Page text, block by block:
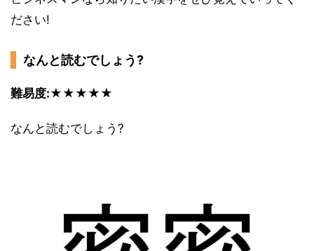
ださい!
なんと読むでしょう?
難易度:★★★★★
なんと読むでしょう?